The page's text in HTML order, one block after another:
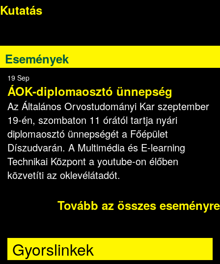
Kutatás
Események
19 Sep
ÁOK-diplomaosztó ünnepség
Az Általános Orvostudományi Kar szeptember
19-én, szombaton 11 órától tartja nyári
diplomaosztó ünnepségét a Főépület
Díszudvarán. A Multimédia és E-learning
Technikai Központ a youtube-on élőben
közvetíti az oklevélátadót.
Tovább az összes eseményre
Gyorslinkek